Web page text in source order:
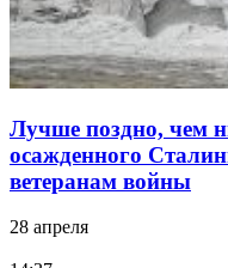
Лучше поздно, чем
осажденного
ветеранам войны
28 апреля